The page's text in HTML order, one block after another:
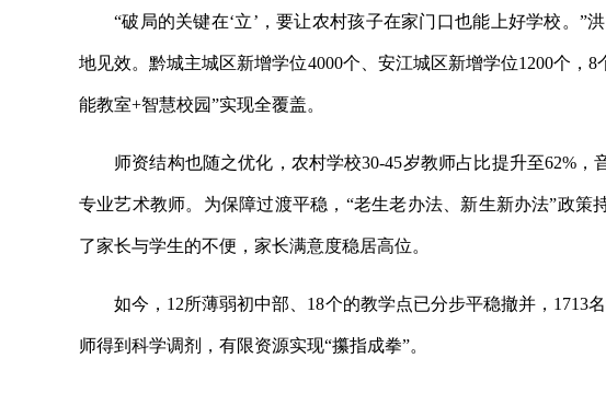
“破局的关键在‘立’，要让农村孩子在家门口也能上好学校。”
地见效。黔城主城区新增学位4000个、安江城区新增学位1200个，
能教室+智慧校园”实现全覆盖。
师资结构也随之优化，农村学校30-45岁教师占比提升至62%
专业艺术教师。为保障过渡平稳，“老生老办法、新生新办法”政
了家长与学生的不便，家长满意度稳居高位。
如今，12所薄弱初中部、18个的教学点已分步平稳撤并，1713
师得到科学调剂，有限资源实现“攥指成拳”。